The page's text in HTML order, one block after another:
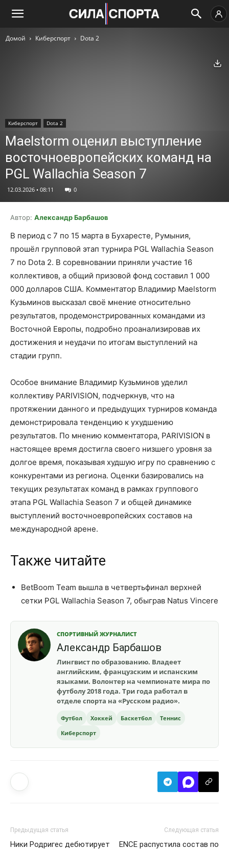
Домой Киберспорт Dota 2
Киберспорт Dota 2
Maelstorm оценил выступление
восточноевропейских команд на
PGL Wallachia Season 7
12.03.2026 • 08:11 0
Автор: Александр Барбашов
В период с 7 по 15 марта в Бухаресте, Румыния,
прошёл групповой этап турнира PGL Wallachia Season
7 по Dota 2. В соревновании приняли участие 16
коллективов, а общий призовой фонд составил 1 000
000 долларов США. Комментатор Владимир Maelstorm
Кузьминов высказал своё мнение относительно
результатов, продемонстрированных командами из
Восточной Европы, подробно проанализировав их
достижения и неудачи по итогам выступлений на
стадии групп.
Особое внимание Владимир Кузьминов уделил
коллективу PARIVISION, подчеркнув, что на
протяжении данного и предыдущих турниров команда
демонстрировала тенденцию к ухудшению
результатов. По мнению комментатора, PARIVISION в
настоящее время достигла своего низшего уровня за
долгое время, показывая худшую игру по сравнению с
конкурентами из региона. Оценки базировались на
текущих результатах команд в рамках группового
этапа PGL Wallachia Season 7 и общей динамике
выступлений восточноевропейских составов на
международной арене.
Также читайте
BetBoom Team вышла в четвертьфинал верхней
сетки PGL Wallachia Season 7, обыграв Natus Vincere
СПОРТИВНЫЙ ЖУРНАЛИСТ
Александр Барбашов
Лингвист по образованию. Владеет
английским, французским и испанским
языками. Волонтер на чемпионате мира по
футболу 2018 года. Три года работал в
отделе спорта на «Русском радио».
Футбол Хоккей Баскетбол
Теннис
Киберспорт
Предыдущая статья
Ники Родригес дебютирует
Следующая статья
ENCE распустила состав по